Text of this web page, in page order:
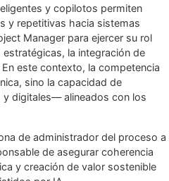
y copilotos permiten
y repetitivas hacia sistemas
Manager para ejercer su rol
la integración de
este contexto, la competencia
sino la capacidad de
digitales— alineados con los
de administrador del proceso a
de asegurar coherencia
y creación de valor sostenible